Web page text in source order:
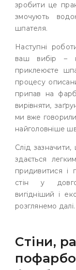
зробити це
змочують
шпателя.
Наступні
ваш вибір –
приклеюєте
процесу
припав на
вирівняти,
ми вже
найголовніше
Слід
здається
придивитися і
стін у
вигідніший і
розглянемо далі.
Стіни,